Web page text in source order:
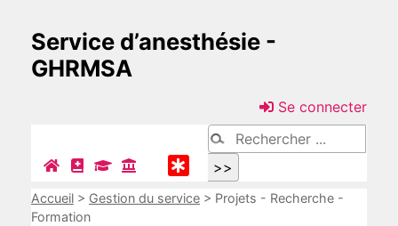
Service d’anesthésie -
GHRMSA
Se connecter
Accueil > Gestion du service > Projets - Recherche -
Formation